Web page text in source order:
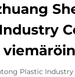
Plastic Industry